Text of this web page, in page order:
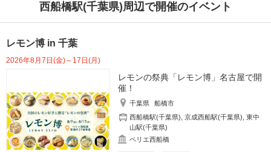
西船橋駅(千葉県)周辺で開催のイベント
レモン博 in 千葉
2026年8月7日(金)～17日(月)
レモンの祭典「レモン博」名古屋で開
催！
千葉県
船橋市
西船橋駅(千葉県) ,京成西船駅(千葉県) ,東中
山駅(千葉県)
ペリエ西船橋